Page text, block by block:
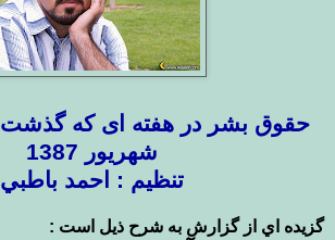
شهریور 1387
تنظيم : احمد باطبي
گزيده اي از گزارش به شرح ذيل است :